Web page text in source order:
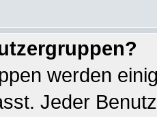
werden
Jeder